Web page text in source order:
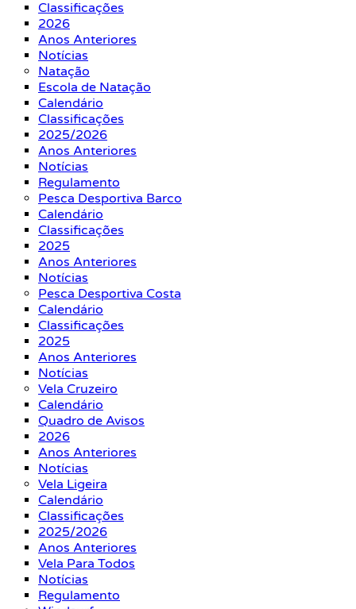
Classificações
2026
Anos Anteriores
Notícias
Natação
Escola de Natação
Calendário
Classificações
2025/2026
Anos Anteriores
Notícias
Regulamento
Pesca Desportiva Barco
Calendário
Classificações
2025
Anos Anteriores
Notícias
Pesca Desportiva Costa
Calendário
Classificações
2025
Anos Anteriores
Notícias
Vela Cruzeiro
Calendário
Quadro de Avisos
2026
Anos Anteriores
Notícias
Vela Ligeira
Calendário
Classificações
2025/2026
Anos Anteriores
Vela Para Todos
Notícias
Regulamento